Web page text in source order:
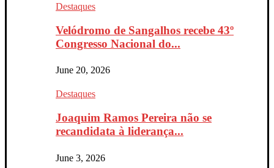
Destaques
Velódromo de Sangalhos recebe 43º
Congresso Nacional do...
June 20, 2026
Destaques
Joaquim Ramos Pereira não se
recandidata à liderança...
June 3, 2026